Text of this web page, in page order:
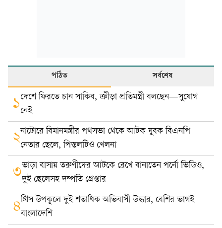
পঠিত সর্বশেষ
১দেশে ফিরতে চান সাকিব, ক্রীড়া প্রতিমন্ত্রী বলছেন—সুযোগ
নেই
২নাটোরে বিমানমন্ত্রীর পথসভা থেকে আটক যুবক বিএনপি
নেতার ছেলে, পিস্তলটিও খেলনা
৩ভাড়া বাসায় তরুণীদের আটকে রেখে বানাতেন পর্নো ভিডিও,
দুই ছেলেসহ দম্পতি গ্রেপ্তার
৪গ্রিস উপকূলে দুই শতাধিক অভিবাসী উদ্ধার, বেশির ভাগই
বাংলাদেশি